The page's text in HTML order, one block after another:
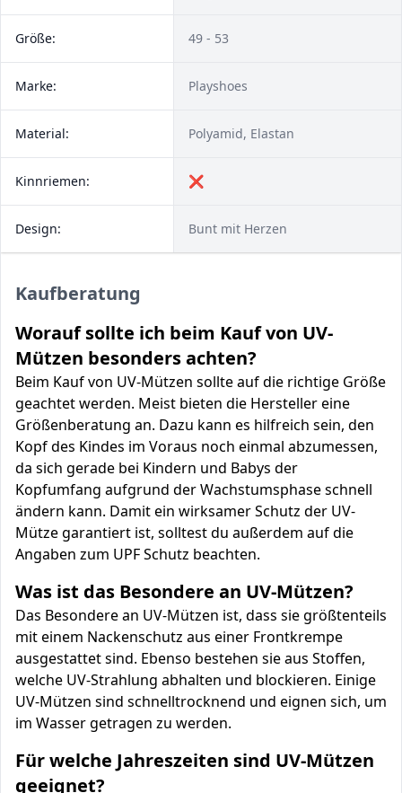
Größe: 49 - 53
Marke: Playshoes
Material: Polyamid, Elastan
Kinnriemen: ❌
Design: Bunt mit Herzen
Kaufberatung
Worauf sollte ich beim Kauf von UV-
Mützen besonders achten?
Beim Kauf von UV-Mützen sollte auf die richtige Größe
geachtet werden. Meist bieten die Hersteller eine
Größenberatung an. Dazu kann es hilfreich sein, den
Kopf des Kindes im Voraus noch einmal abzumessen,
da sich gerade bei Kindern und Babys der
Kopfumfang aufgrund der Wachstumsphase schnell
ändern kann. Damit ein wirksamer Schutz der UV-
Mütze garantiert ist, solltest du außerdem auf die
Angaben zum UPF Schutz beachten.
Was ist das Besondere an UV-Mützen?
Das Besondere an UV-Mützen ist, dass sie größtenteils
mit einem Nackenschutz aus einer Frontkrempe
ausgestattet sind. Ebenso bestehen sie aus Stoffen,
welche UV-Strahlung abhalten und blockieren. Einige
UV-Mützen sind schnelltrocknend und eignen sich, um
im Wasser getragen zu werden.
Für welche Jahreszeiten sind UV-Mützen
geeignet?